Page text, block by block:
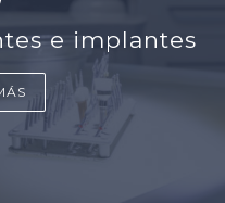
e implantes